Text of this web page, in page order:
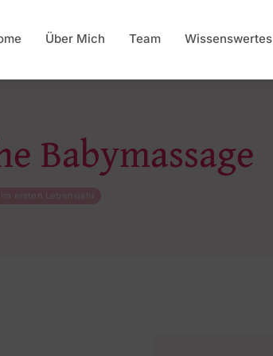
Über Mich Team Wissenswertes
Babymassage
im ersten Lebensjahr